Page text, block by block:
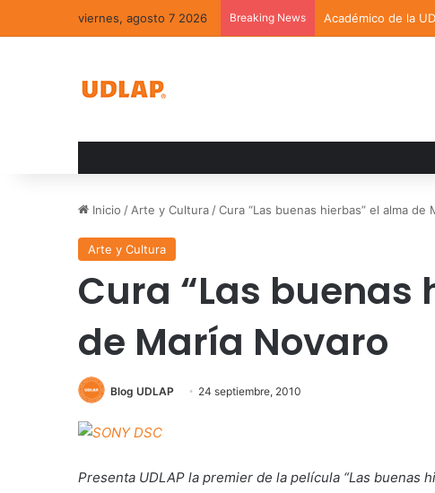
viernes, agosto 7 2026 Breaking News Académico de la
Inicio / Arte y Cultura /Cura “Las buenas hierbas” el alma de
Arte y Cultura
Cura “Las buenas
de María Novaro
Blog UDLAP 24 septiembre, 2010
Presenta UDLAP la premier de la película “Las buenas